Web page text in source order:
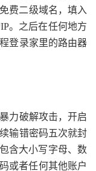
费二级域名，填入
。之后在任何地方
登录家里的路由器
力破解攻击，开启
输错密码五次就封
含大小写字母、数
或者任何其他账户